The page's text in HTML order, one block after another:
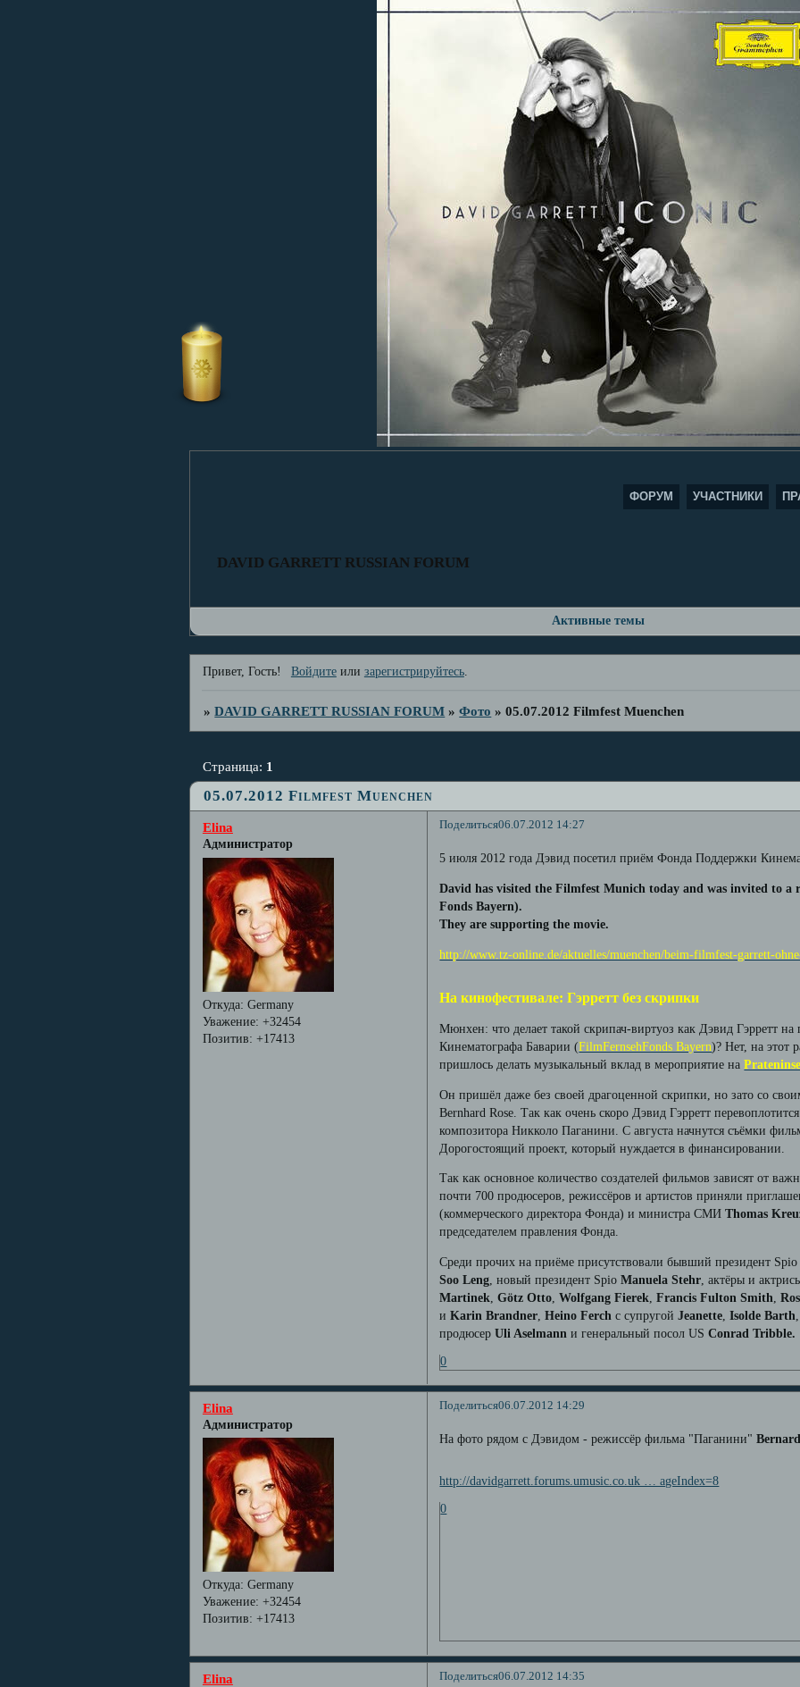
DAVID GARRETT RUSSIAN FORUM
ФОРУМ УЧАСТНИКИ
Активные темы
Привет, Гость! Войдитеили зарегистрируйтесь.
»DAVID GARRETT RUSSIAN FORUM »Фото »05.07.2012 Filmfest Muenchen
05.07.2012 Filmfest Muenchen
Страница: 1
Поделиться06.07.2012 14:27
Elina
Администратор
Откуда: Germany
Уважение: +32454
Позитив: +17413
5 июля 2012 года Дэвид посетил приём Фонда Поддержки
David has visited the Filmfest Munich today and was invited to a
Fonds Bayern).
They are supporting the movie.
http://www.tz-online.de/aktuelles/muenchen/beim-filmfest-garrett-
На кинофестивале: Гэрретт без скрипки
Мюнхен: что делает такой скрипач-виртуоз как Дэвид Гэрретт
Кинематографа Баварии (FilmFernsehFonds Bayern)? Нет, на этот
пришлось делать музыкальный вклад в мероприятие на
Он пришёл даже без своей драгоценной скрипки, но зато со
Bernhard Rose. Так как очень скоро Дэвид Гэрретт
композитора Никколо Паганини. С августа начнутся съёмки
Дорогостоящий проект, который нуждается в финансировании.
Так как основное количество создателей фильмов зависят от
почти 700 продюсеров, режиссёров и артистов приняли
(коммерческого директора Фонда) и министра СМИThomas
председателем правления Фонда.
Среди прочих на приёме присутствовали бывший президент
Soo Leng, новый президент SpioManuela Stehr, актёры и
Martinek,Götz Otto,Wolfgang Fierek, ­Francis ­Fulton Smith,
иKarin Brandner,Heino Ferchс супругойJeanette,Isolde Barth
продюсерUli Aselmannи генеральный посол USConrad Tribble.
0
Поделиться06.07.2012 14:29
Elina
Администратор
Откуда: Germany
Уважение: +32454
Позитив: +17413
На фото рядом с Дэвидом - режиссёр фильма "Паганини"
http://davidgarrett.forums.umusic.co.uk … ageIndex=8
0
Поделиться06.07.2012 14:35
Elina